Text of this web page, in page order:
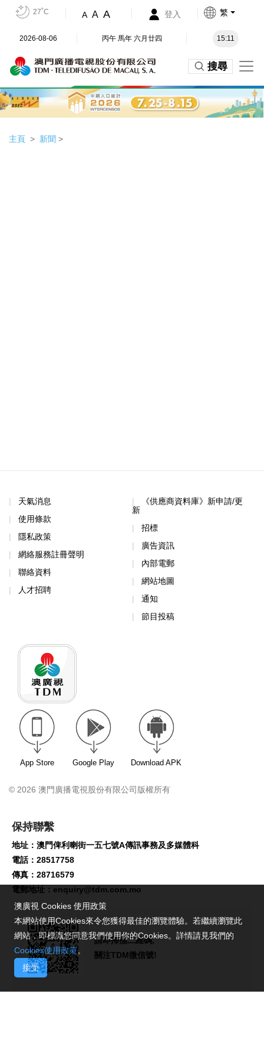
27˚C A A A 登入 繁
2026-08-06 丙午 馬年 六月廿四 15:11
搜尋
主頁 新聞 >
天氣消息
使用條款
隱私政策
網絡服務註冊聲明
聯絡資料
人才招聘
《供應商資料庫》新申請/更
新
招標
廣告資訊
內部電郵
網站地圖
通知
節目投稿
App Store Google Play Download APK
© 2026 澳門廣播電視股份有限公司版權所有
保持聯繫
地址：澳門俾利喇街一五七號A傳訊事務及多媒體科
電話：28517758
傳真：28716579
電郵地址： enquiry@tdm.com.mo
請即掃描二維碼,
關注TDM微信號!
澳廣視 Cookies 使用政策
本網站使用Cookies來令您獲得最佳的瀏覽體驗。若繼續瀏覽此
網站，即標識您同意我們使用你的Cookies。詳情請見我們的
Cookies使用政策。
接受